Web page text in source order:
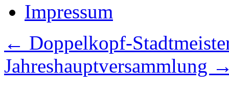
Impressum
← Doppelkopf-
Jahreshauptversammlung